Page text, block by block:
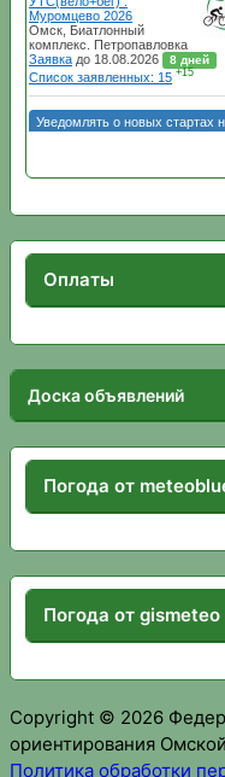
Оплаты
Доска объявлений
Погода от
Погода от gismeteo
Copyright © 2026
ориентирования
Политика обработки